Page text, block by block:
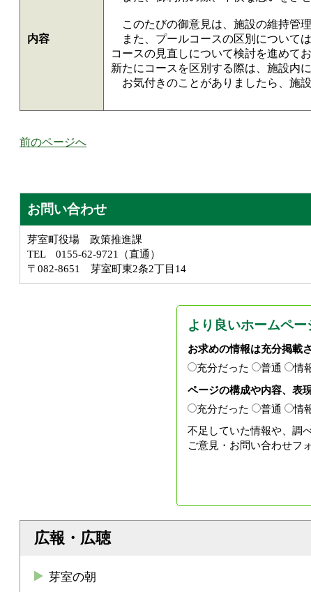
内容
このたびの御意見は、施設の維持管
また、プールコースの区別について
コースの見直しについて検討を進めてお
新たにコースを区別する際は、施設内
お気付きのことがありましたら、施
前のページへ
お問い合わせ
芽室町役場 政策推進課
TEL 0155-62-9721（直通）
〒082-8651 芽室町東2条2丁目14
より良いホームペー
お求めの情報は充分掲載
充分だった
普通
情
ページの構成や内容、表
充分だった
普通
情
不足していた情報や、調
ご意見・お問い合わせフ
広報・広聴
芽室の朝